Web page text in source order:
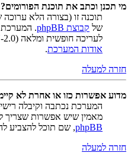
מי תכנן וכתב את תוכנת הפורומים?
תוכנה זו (בצורה הלא ערוכה
של קבוצת phpBB
. המערכת
לעריכה חופשית ומלאה (GNU-2.0). לפרטים נוספים בקרו בעמוד
אודות המערכת.
חזרה למעלה
מדוע אפשרות כזו או אחרת לא
מאמין שיש אפשרות שצריך
phpBB, שם תוכל להצביע
חזרה למעלה